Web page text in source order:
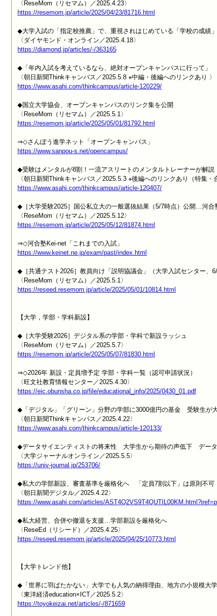
https://resemom.jp/article/2025/04/23/81716.html
◆大学入試の「指定校推薦」で、重視されはじめている「学校の成績
https://diamond.jp/articles/-/363165
◆「年内入試を考えているなら、絶対オープンキャンパスに行って」
https://www.asahi.com/thinkcampus/article-120229/
◆国立大学協会、オープンキャンパスのリンク集を公開
https://resemom.jp/article/2025/05/01/81792.html
https://www.sanpou-s.net/opencampus/
◆受験はメンタルが8割！一流アスリートのメンタルトレーナーが解説
https://www.asahi.com/thinkcampus/article-120407/
◆［大学受験2025］国公私立大の一般選抜結果（5/7時点）公開…河合
https://resemom.jp/article/2025/05/12/81874.html
https://www.keinet.ne.jp/exam/past/index.html
◆［共通テスト2026］教員向け「説明協議会」（大学入試センター、
https://reseed.resemom.jp/article/2025/05/01/10814.html
【大学，学部・学科新設】
◆［大学受験2026］デジタル系の学部・学科で新設ラッシュ
https://resemom.jp/article/2025/05/07/81830.html
⇒◇2026年 新設・定員増予定 学部・学科一覧（認可申請状況）
https://eic.obunsha.co.jp/file/educational_info/2025/0430_01.pdf
◆「デジタル」「グリーン」分野の学部に3000億円の基金　受験生が
https://www.asahi.com/thinkcampus/article-120133/
◆データサイエンティストの将来性　大学生から期待の声低下　デー
https://univ-journal.jp/253706/
◆私大の学部新設、審査基準を厳格化へ　「定員7割以下」は原則不可
https://www.asahi.com/articles/
◆私大経営、合併や撤退を支援…学部新設を厳格化へ
https://reseed.resemom.jp/article/2025/04/25/10773.html
【大学トレンド他】
◆「世界に羽ばたかない」大学でも人気の納得理由、地方の小規模大
https://toyokeizai.net/articles/-/871659